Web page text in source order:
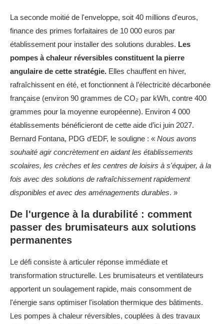
La seconde moitié de l'enveloppe, soit 40 millions d'euros,
finance des primes forfaitaires de 10 000 euros par
établissement pour installer des solutions durables. Les
pompes à chaleur réversibles constituent la pierre
angulaire de cette stratégie. Elles chauffent en hiver,
rafraîchissent en été, et fonctionnent à l’électricité décarbonée
française (environ 90 grammes de CO₂ par kWh, contre 400
grammes pour la moyenne européenne). Environ 4 000
établissements bénéficieront de cette aide d’ici juin 2027.
Bernard Fontana, PDG d’EDF, le souligne : « Nous avons
souhaité agir concrètement en aidant les établissements
scolaires, les crèches et les centres de loisirs à s'équiper, à la
fois avec des solutions de rafraîchissement rapidement
disponibles et avec des aménagements durables. »
De l'urgence à la durabilité : comment
passer des brumisateurs aux solutions
permanentes
Le défi consiste à articuler réponse immédiate et
transformation structurelle. Les brumisateurs et ventilateurs
apportent un soulagement rapide, mais consomment de
l'énergie sans optimiser l'isolation thermique des bâtiments.
Les pompes à chaleur réversibles, couplées à des travaux